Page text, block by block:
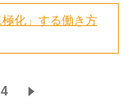
化」する働き方
4